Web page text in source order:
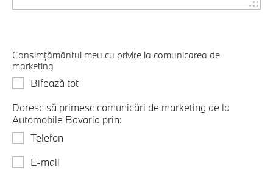
Consimțământul meu cu privire la comunicarea de
marketing
Bifează tot
Doresc să primesc comunicări de marketing de la
Automobile Bavaria prin:
Telefon
E-mail